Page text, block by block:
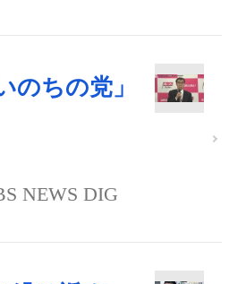
のちの党」
NEWS DIG